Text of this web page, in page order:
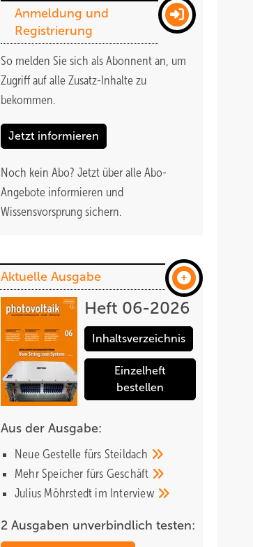
Anmeldung und
Registrierung
So melden Sie sich als Abonnent an, um
Zugriff auf alle Zusatz-Inhalte zu
bekommen.
Jetzt informieren
Noch kein Abo? Jetzt über alle Abo-
Angebote informieren und
Wissensvorsprung sichern.
Aktuelle Ausgabe
Heft 06-2026
Inhaltsverzeichnis
Einzelheft
bestellen
Aus der Ausgabe:
Neue Gestelle fürs Steildach
Mehr Speicher fürs Geschäft
Julius Möhrstedt im Interview
2 Ausgaben unverbindlich testen: